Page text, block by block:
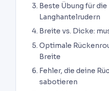
Beste Übung für
Langhantelrudern
Breite vs. Dicke:
Optimale
Breite
Fehler, die deine
sabotieren